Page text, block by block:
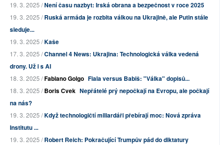
19. 3. 2025 /Není času nazbyt: Irská obrana a bezpečnost v roce 2025
19. 3. 2025 /Ruská armáda je rozbita válkou na Ukrajině, ale Putin stále
sleduje...
19. 3. 2025 /Kaše
17. 3. 2025 /Channel 4 News: Ukrajina: Technologická válka vedená
drony. Už i s AI
18. 3. 2025 /Fabiano Golgo Fiala versus Babiš: "Válka" dopisů...
18. 3. 2025 /Boris Cvek Nepřátelé prý nepočkají na Evropu, ale počkají
na nás?
19. 3. 2025 /Když technologičtí miliardáři přebírají moc: Nová zpráva
Institutu ...
19. 3. 2025 /Robert Reich: Pokračující Trumpův pád do diktatury